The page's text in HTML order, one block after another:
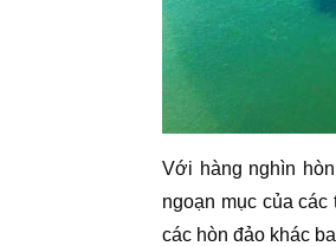
Với hàng nghìn
ngoạn mục của
các hòn đảo khác